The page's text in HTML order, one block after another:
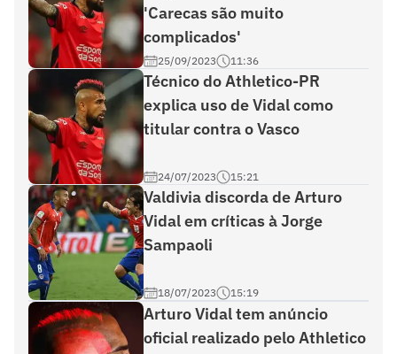
'Carecas são muito
complicados'
25/09/2023 11:36
Técnico do Athletico-PR
explica uso de Vidal como
titular contra o Vasco
24/07/2023 15:21
Valdivia discorda de Arturo
Vidal em críticas à Jorge
Sampaoli
18/07/2023 15:19
Arturo Vidal tem anúncio
oficial realizado pelo Athletico